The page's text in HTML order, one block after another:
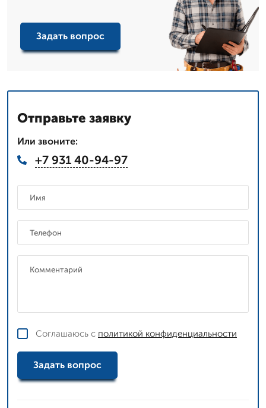
Задать вопрос
Отправьте заявку
Или звоните:
+7 931 40-94-97
Соглашаюсь с политикой конфиденциальности
Задать вопрос